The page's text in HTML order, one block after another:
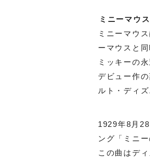
ミニーマウ
ミニーマウ
ーマウスと
ミッキーの
デビュー作
ルト・ディ
1929年8月
ング「ミニ
この曲はデ